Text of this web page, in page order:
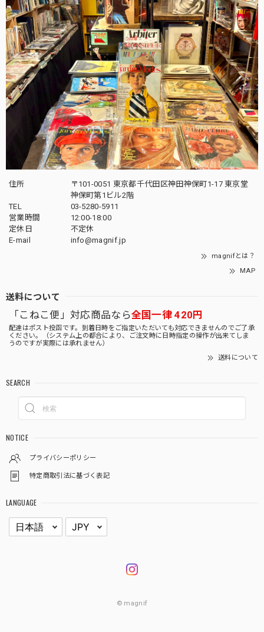
住所
〒101-0051 東京都千代田区神田神保町1-17 東京堂
神保町第1ビル2階
TEL
03-5280-5911
営業時間
12:00-18:00
定休日
不定休
E-mail
info@magnif.jp
magnifとは？
MAP
送料について
「こねこ便」対応商品なら全国一律 420円
配達はポスト投函です。到着日時をご指定いただいても対応できませんのでご了承
ください。（システム上の都合により、ご注文時に日時指定の操作が出来てしま
うのですが実際には承れません）
送料について
SEARCH
NOTICE
プライバシーポリシー
特定商取引法に基づく表記
LANGUAGE
© magnif